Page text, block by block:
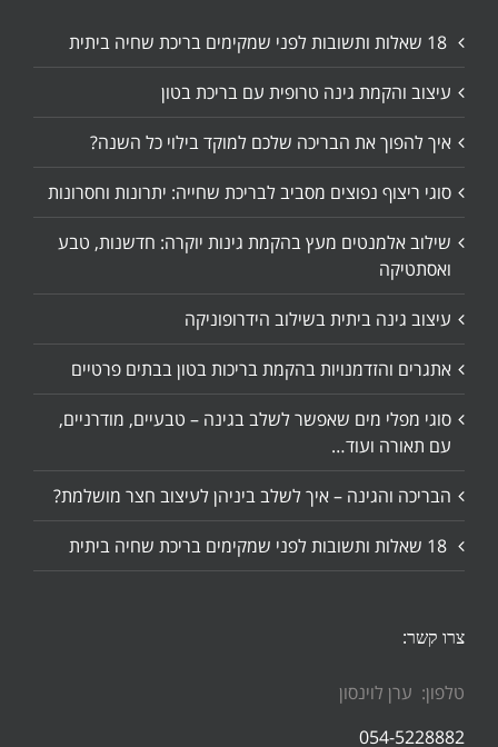
עיצוב והקמת גינה טרופית עם בריכת בטון
איך להפוך את הבריכה שלכם למוקד בילוי כל השנה?
סוגי ריצוף נפוצים מסביב לבריכת שחייה: יתרונות וחסרונות
שילוב אלמנטים מעץ בהקמת גינות יוקרה: חדשנות, טבע
ואסתטיקה
עיצוב גינה ביתית בשילוב הידרופוניקה
אתגרים והזדמנויות בהקמת בריכות בטון בבתים פרטיים
סוגי מפלי מים שאפשר לשלב בגינה – טבעיים, מודרניים,
עם תאורה ועוד…
הבריכה והגינה – איך לשלב ביניהן לעיצוב חצר מושלמת?
צרו קשר:
טלפון: ערן לוינסון
054-5228882